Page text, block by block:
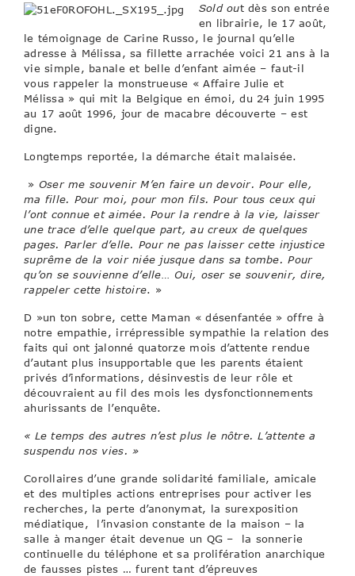
Sold out dès son entrée
en librairie, le 17 août,
le témoignage de Carine Russo, le journal qu’elle
adresse à Mélissa, sa fillette arrachée voici 21 ans à la
vie simple, banale et belle d’enfant aimée – faut-il
vous rappeler la monstrueuse « Affaire Julie et
Mélissa » qui mit la Belgique en émoi, du 24 juin 1995
au 17 août 1996, jour de macabre découverte – est
digne.
Longtemps reportée, la démarche était malaisée.
» Oser me souvenir M’en faire un devoir. Pour elle,
ma fille. Pour moi, pour mon fils. Pour tous ceux qui
l’ont connue et aimée. Pour la rendre à la vie, laisser
une trace d’elle quelque part, au creux de quelques
pages. Parler d’elle. Pour ne pas laisser cette injustice
suprême de la voir niée jusque dans sa tombe. Pour
qu’on se souvienne d’elle… Oui, oser se souvenir, dire,
rappeler cette histoire. »
D »un ton sobre, cette Maman « désenfantée » offre à
notre empathie, irrépressible sympathie la relation des
faits qui ont jalonné quatorze mois d’attente rendue
d’autant plus insupportable que les parents étaient
privés d’informations, désinvestis de leur rôle et
découvraient au fil des mois les dysfonctionnements
ahurissants de l’enquête.
« Le temps des autres n’est plus le nôtre. L’attente a
suspendu nos vies. »
Corollaires d’une grande solidarité familiale, amicale
et des multiples actions entreprises pour activer les
recherches, la perte d’anonymat, la surexposition
médiatique, l’invasion constante de la maison – la
salle à manger était devenue un QG – la sonnerie
continuelle du téléphone et sa prolifération anarchique
de fausses pistes … furent tant d’épreuves